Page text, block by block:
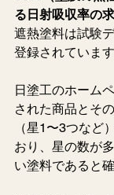
る日射吸収率の求
遮熱塗料は試験
登録されています
日塗工のホーム
された商品とそ
（星1〜3つなど
おり、星の数が
い塗料であると